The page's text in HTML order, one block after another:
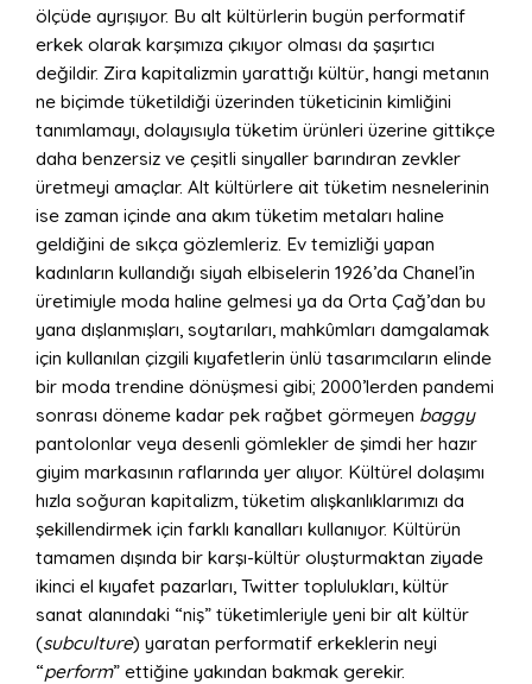
ölçüde ayrışıyor. Bu alt kültürlerin bugün performatif
erkek olarak karşımıza çıkıyor olması da şaşırtıcı
değildir. Zira kapitalizmin yarattığı kültür, hangi metanın
ne biçimde tüketildiği üzerinden tüketicinin kimliğini
tanımlamayı, dolayısıyla tüketim ürünleri üzerine gittikçe
daha benzersiz ve çeşitli sinyaller barındıran zevkler
üretmeyi amaçlar. Alt kültürlere ait tüketim nesnelerinin
ise zaman içinde ana akım tüketim metaları haline
geldiğini de sıkça gözlemleriz. Ev temizliği yapan
kadınların kullandığı siyah elbiselerin 1926’da Chanel’in
üretimiyle moda haline gelmesi ya da Orta Çağ’dan bu
yana dışlanmışları, soytarıları, mahkûmları damgalamak
için kullanılan çizgili kıyafetlerin ünlü tasarımcıların elinde
bir moda trendine dönüşmesi gibi; 2000’lerden pandemi
sonrası döneme kadar pek rağbet görmeyen baggy
pantolonlar veya desenli gömlekler de şimdi her hazır
giyim markasının raflarında yer alıyor. Kültürel dolaşımı
hızla soğuran kapitalizm, tüketim alışkanlıklarımızı da
şekillendirmek için farklı kanalları kullanıyor. Kültürün
tamamen dışında bir karşı-kültür oluşturmaktan ziyade
ikinci el kıyafet pazarları, Twitter toplulukları, kültür
sanat alanındaki “niş” tüketimleriyle yeni bir alt kültür
(subculture) yaratan performatif erkeklerin neyi
“perform” ettiğine yakından bakmak gerekir.